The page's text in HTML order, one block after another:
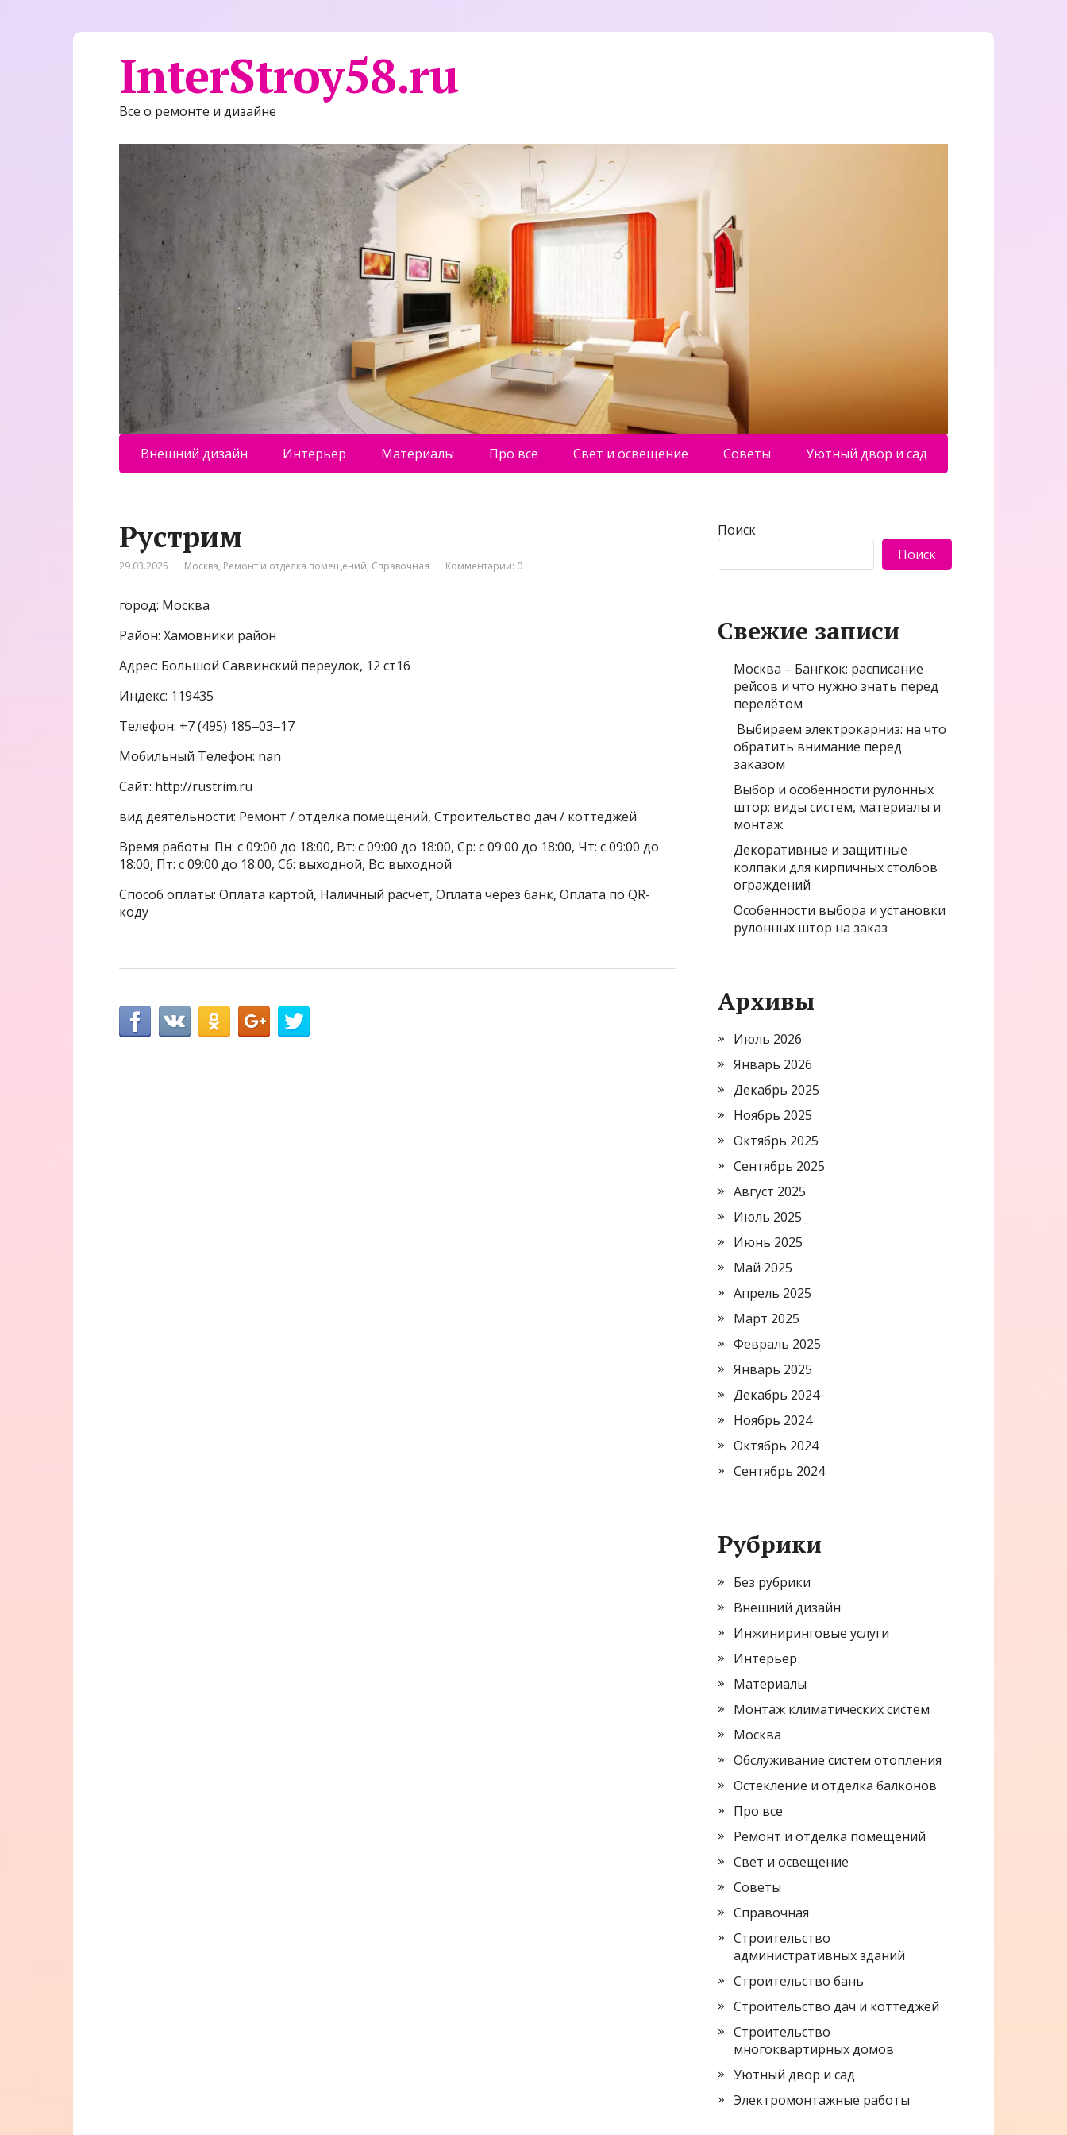
InterStroy58.ru
Все о ремонте и дизайне
Внешний дизайн Интерьер Материалы Про все Свет и освещение Советы Уютный двор и сад
Рустрим
29.03.2025 Москва, Ремонт и отделка помещений, Справочная Комментарии: 0
город: Москва
Район: Хамовники район
Адрес: Большой Саввинский переулок, 12 ст16
Индекс: 119435
Телефон: +7 (495) 185‒03‒17
Мобильный Телефон: nan
Сайт: http://rustrim.ru
вид деятельности: Ремонт / отделка помещений, Строительство дач / коттеджей
Время работы: Пн: с 09:00 до 18:00, Вт: с 09:00 до 18:00, Ср: с 09:00 до 18:00, Чт: с 09:00 до
18:00, Пт: с 09:00 до 18:00, Сб: выходной, Вс: выходной
Способ оплаты: Оплата картой, Наличный расчёт, Оплата через банк, Оплата по QR-
коду
Поиск
Поиск
Свежие записи
Москва – Бангкок: расписание
рейсов и что нужно знать перед
перелётом
Выбираем электрокарниз: на что
обратить внимание перед
заказом
Выбор и особенности рулонных
штор: виды систем, материалы и
монтаж
Декоративные и защитные
колпаки для кирпичных столбов
ограждений
Особенности выбора и установки
рулонных штор на заказ
Архивы
Июль 2026
Январь 2026
Декабрь 2025
Ноябрь 2025
Октябрь 2025
Сентябрь 2025
Август 2025
Июль 2025
Июнь 2025
Май 2025
Апрель 2025
Март 2025
Февраль 2025
Январь 2025
Декабрь 2024
Ноябрь 2024
Октябрь 2024
Сентябрь 2024
Рубрики
Без рубрики
Внешний дизайн
Инжиниринговые услуги
Интерьер
Материалы
Монтаж климатических систем
Москва
Обслуживание систем отопления
Остекление и отделка балконов
Про все
Ремонт и отделка помещений
Свет и освещение
Советы
Справочная
Строительство
административных зданий
Строительство бань
Строительство дач и коттеджей
Строительство
многоквартирных домов
Уютный двор и сад
Электромонтажные работы